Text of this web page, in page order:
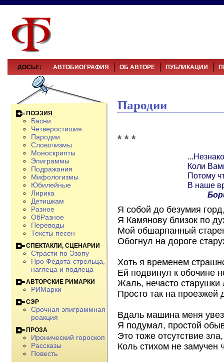
ДОСЬЕ: АВТОБИОГРАФИЯ ОБ АВТОРЕ ПУБЛИКАЦИИ
Пародии
* * *
Коли
Потому
В наше
Я собой до безумия
Я Камянову близок по
Мой обшарпанный
Обогнул на дороге
Хоть я временем
Ей подвинул к обочине
Жаль, нечасто старушки
Просто так на проезжей
Вдаль машина меня
Я подумал, простой
Это тоже отсутствие зла,
Коль стихом не замучен
ПОЭЗИЯ
Басни
Четверостишия
Пародии
Словочизмы
Моноскрипты
Эпиграммы
Подражания
Мифологизмы
Юбилейные
Лирика
Детишкам
Разное
ОбРазное
Переводы
Тексты песен
СПЕКТАКЛИ, СЦЕНАРИИ
Страсти по Эзопу
Про Федота-стрельца,
наглеца и подлеца
АВТОРСКИЕ РИМАРКИ
РИМарки
СЭР
Срочная эпиграммная
реакция
ПРОЗА
Иронический гороскоп
Рассказы
Повесть